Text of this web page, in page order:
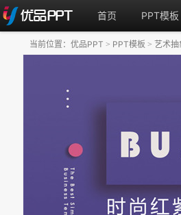
首页 PPT模板
当前位置： 优品PPT > PPT模板 > 艺术抽